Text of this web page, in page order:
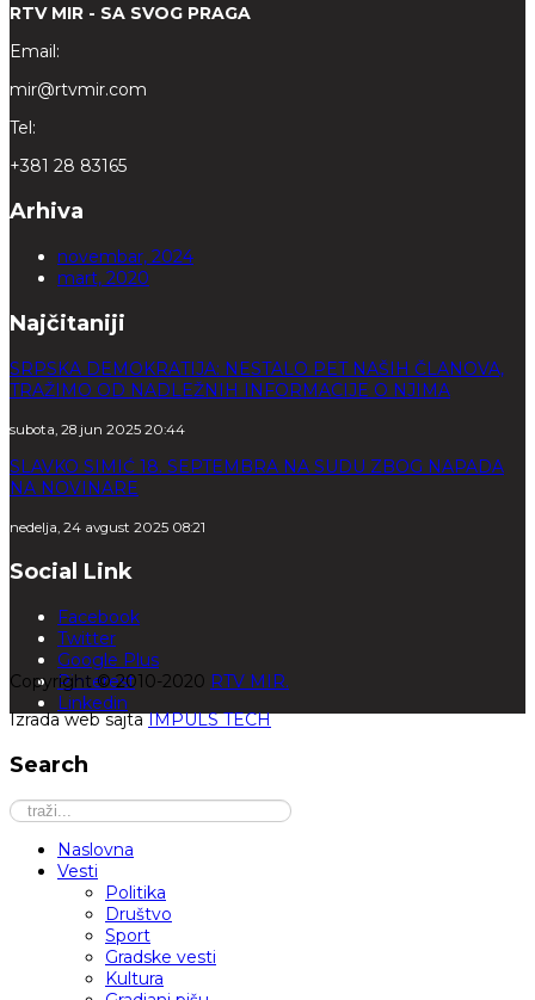
RTV MIR - SA SVOG PRAGA
Email:
mir@rtvmir.com
Tel:
+381 28 83165
Arhiva
novembar, 2024
mart, 2020
Najčitaniji
SRPSKA DEMOKRATIJA: NESTALO PET NAŠIH ČLANOVA,
TRAŽIMO OD NADLEŽNIH INFORMACIJE O NJIMA
subota, 28 jun 2025 20:44
SLAVKO SIMIĆ 18. SEPTEMBRA NA SUDU ZBOG NAPADA
NA NOVINARE
nedelja, 24 avgust 2025 08:21
Social Link
Facebook
Twitter
Google Plus
Pinterest
Linkedin
Copyright © 2010-2020 RTV MIR.
Izrada web sajtaIMPULS TECH
Search
Naslovna
Vesti
Politika
Društvo
Sport
Gradske vesti
Kultura